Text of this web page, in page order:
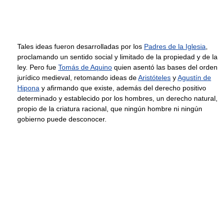
Tales ideas fueron desarrolladas por los Padres de la Iglesia,
proclamando un sentido social y limitado de la propiedad y de la
ley. Pero fue Tomás de Aquino quien asentó las bases del orden
jurídico medieval, retomando ideas deAristóteles yAgustín de
Hipona y afirmando que existe, además del derecho positivo
determinado y establecido por los hombres, un derecho natural,
propio de la criatura racional, que ningún hombre ni ningún
gobierno puede desconocer.